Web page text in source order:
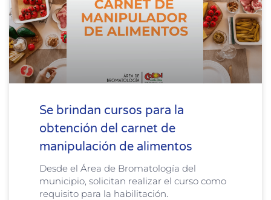
Se brindan cursos para la
obtención del carnet de
manipulación de alimentos
Desde el Área de Bromatología del
municipio, solicitan realizar el curso como
requisito para la habilitación.